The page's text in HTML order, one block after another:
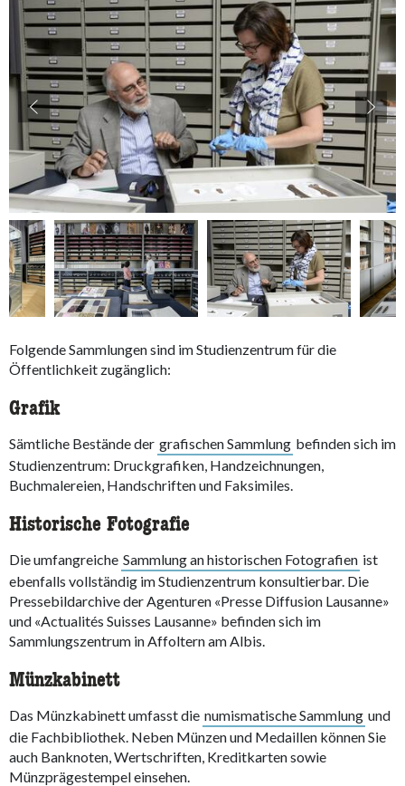
accessibility.slider.show_pre_image
Folgende Sammlungen sind im Studienzentrum für die
Öffentlichkeit zugänglich:
Grafik
Sämtliche Bestände der grafischen Sammlung befinden sich im
Studienzentrum: Druckgrafiken, Handzeichnungen,
Buchmalereien, Handschriften und Faksimiles.
Historische Fotografie
Die umfangreiche Sammlung an historischen Fotografien ist
ebenfalls vollständig im Studienzentrum konsultierbar. Die
Pressebildarchive der Agenturen «Presse Diffusion Lausanne»
und «Actualités Suisses Lausanne» befinden sich im
Sammlungszentrum in Affoltern am Albis.
Münzkabinett
Das Münzkabinett umfasst die numismatische Sammlung und
die Fachbibliothek. Neben Münzen und Medaillen können Sie
auch Banknoten, Wertschriften, Kreditkarten sowie
Münzprägestempel einsehen.